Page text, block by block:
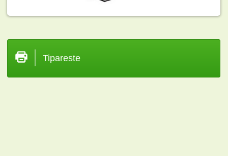
Tipareste